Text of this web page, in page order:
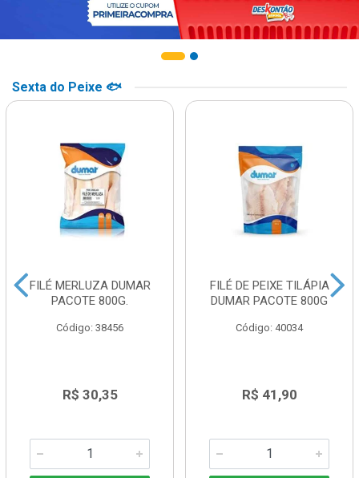
Sexta do Peixe 🐟
FILÉ MERLUZA DUMAR
PACOTE 800G.
Código: 38456
R$ 30,35
FILÉ DE PEIXE TILÁPIA
DUMAR PACOTE 800G
Código: 40034
R$ 41,90